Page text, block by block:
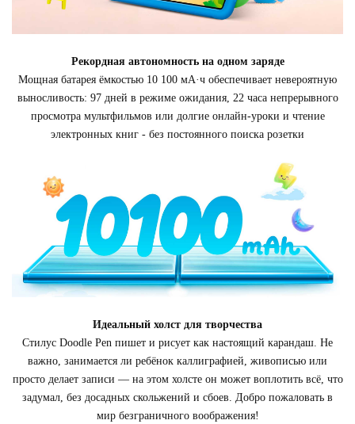
Рекордная автономность на одном заряде
Мощная батарея ёмкостью 10 100 мА·ч обеспечивает невероятную
выносливость: 97 дней в режиме ожидания, 22 часа непрерывного
просмотра мультфильмов или долгие онлайн-уроки и чтение
электронных книг - без постоянного поиска розетки
Идеальный холст для творчества
Стилус Doodle Pen пишет и рисует как настоящий карандаш. Не
важно, занимается ли ребёнок каллиграфией, живописью или
просто делает записи — на этом холсте он может воплотить всё, что
задумал, без досадных скольжений и сбоев. Добро пожаловать в
мир безграничного воображения!